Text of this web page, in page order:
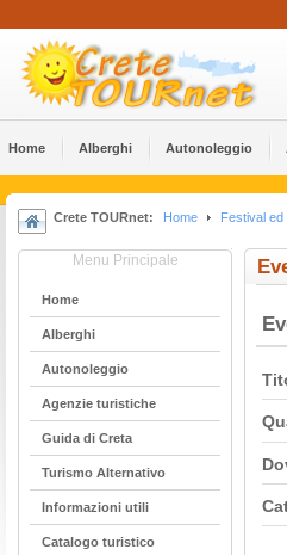
Home Alberghi Αutonoleggio
Crete TOURnet: Home Festival ed
Menu Principale
Home
Alberghi
Αutonoleggio
Agenzie turistiche
Guida di Creta
Turismo Alternativo
Informazioni utili
Catalogo turistico